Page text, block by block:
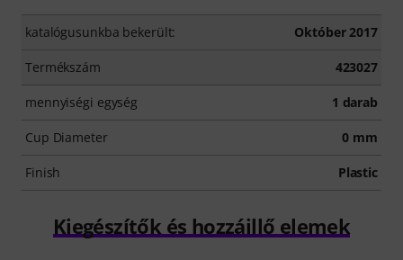
katalógusunkba bekerült: Október 2017
Termékszám 423027
mennyiségi egység 1 darab
Cup Diameter 0 mm
Finish Plastic
Kiegészítők és hozzáillő elemek